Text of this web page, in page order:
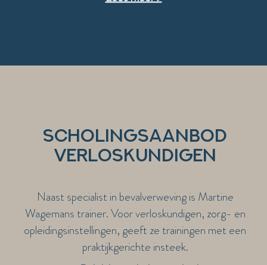
Scholingsaanbod
verloskundigen
Naast specialist in bevalverweving is Martine
Wagemans trainer. Voor verloskundigen, zorg- en
opleidingsinstellingen, geeft ze trainingen met een
praktijkgerichte insteek.